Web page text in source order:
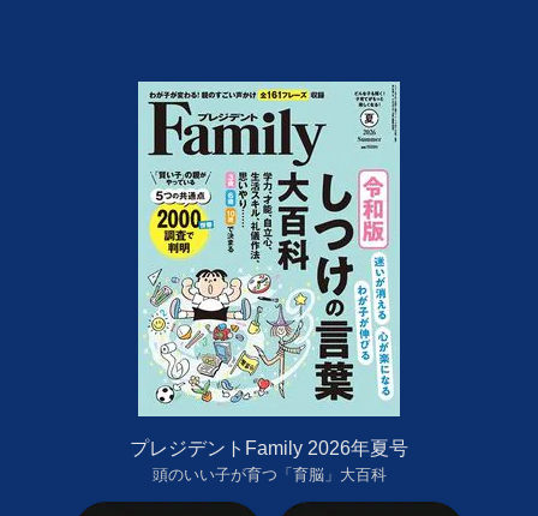
プレジデントFamily 2026年夏号
頭のいい子が育つ「育脳」大百科